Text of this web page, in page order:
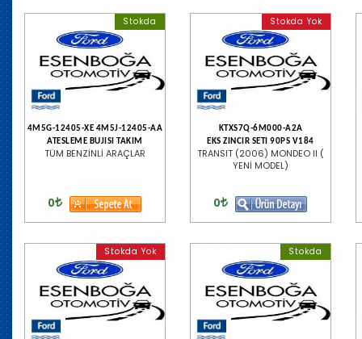
Stokda
4M5G-12405-XE 4M5J-12405-AA
ATESLEME BUJISI TAKIM
TÜM BENZİNLİ ARAÇLAR
0
Stokda Yok
KTXS7Q-6M000-A2A
EKS ZINCIR SETI 90PS V184
TRANSIT (2006) MONDEO II (
YENİ MODEL)
0
Stokda Yok Stokda